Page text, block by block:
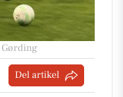
Del artikel